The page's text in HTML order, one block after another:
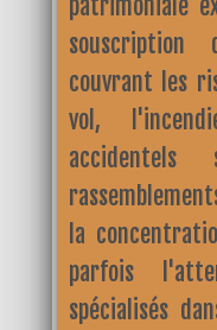
patrimoniale
souscription
couvrant les
vol,
la
parfois
spécialisés